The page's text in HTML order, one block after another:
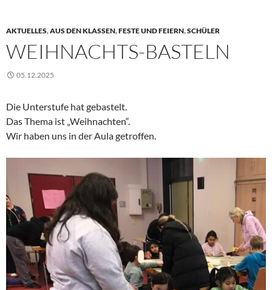
AKTUELLES,AUS DEN KLASSEN,FESTE UND FEIERN,SCHÜLER
WEIHNACHTS-BASTELN
05.12.2025
Die Unterstufe hat gebastelt.
Das Thema ist „Weihnachten“.
Wir haben uns in der Aula getroffen.